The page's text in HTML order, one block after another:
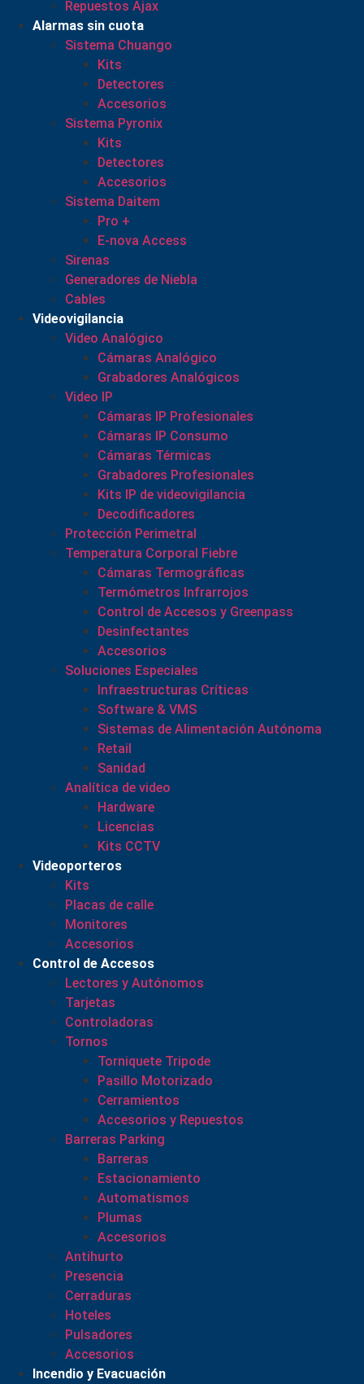
Repuestos Ajax
Alarmas sin cuota
Sistema Chuango
Kits
Detectores
Accesorios
Sistema Pyronix
Kits
Detectores
Accesorios
Sistema Daitem
Pro +
E-nova Access
Sirenas
Generadores de Niebla
Cables
Videovigilancia
Video Analógico
Cámaras Analógico
Grabadores Analógicos
Video IP
Cámaras IP Profesionales
Cámaras IP Consumo
Cámaras Térmicas
Grabadores Profesionales
Kits IP de videovigilancia
Decodificadores
Protección Perimetral
Temperatura Corporal Fiebre
Cámaras Termográficas
Termómetros Infrarrojos
Control de Accesos y Greenpass
Desinfectantes
Accesorios
Soluciones Especiales
Infraestructuras Críticas
Software & VMS
Sistemas de Alimentación Autónoma
Retail
Sanidad
Analítica de video
Hardware
Licencias
Kits CCTV
Videoporteros
Kits
Placas de calle
Monitores
Accesorios
Control de Accesos
Lectores y Autónomos
Tarjetas
Controladoras
Tornos
Torniquete Tripode
Pasillo Motorizado
Cerramientos
Accesorios y Repuestos
Barreras Parking
Barreras
Estacionamiento
Automatismos
Plumas
Accesorios
Antihurto
Presencia
Cerraduras
Hoteles
Pulsadores
Accesorios
Incendio y Evacuación